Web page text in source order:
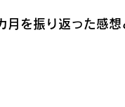
月を振り返った感想